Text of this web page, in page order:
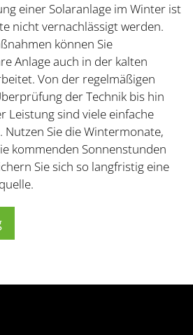
einer Solaranlage im Winter ist
nicht vernachlässigt werden.
können Sie
Anlage auch in der kalten
Von der regelmäßigen
der Technik bis hin
Leistung sind viele einfache
Nutzen Sie die Wintermonate,
kommenden Sonnenstunden
Sie sich so langfristig eine